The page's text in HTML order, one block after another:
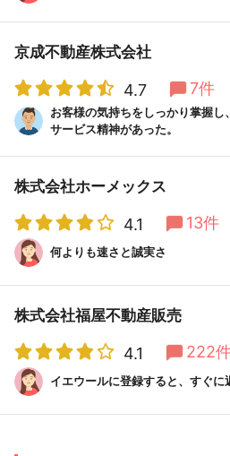
京成不動産株式会社
4.7 7件
お客様の気持ちをしっかり掌握
サービス精神があった。
株式会社ホーメックス
4.1 13件
何よりも速さと誠実さ
株式会社福屋不動産販売
4.1 222
イエウールに登録すると、すぐに